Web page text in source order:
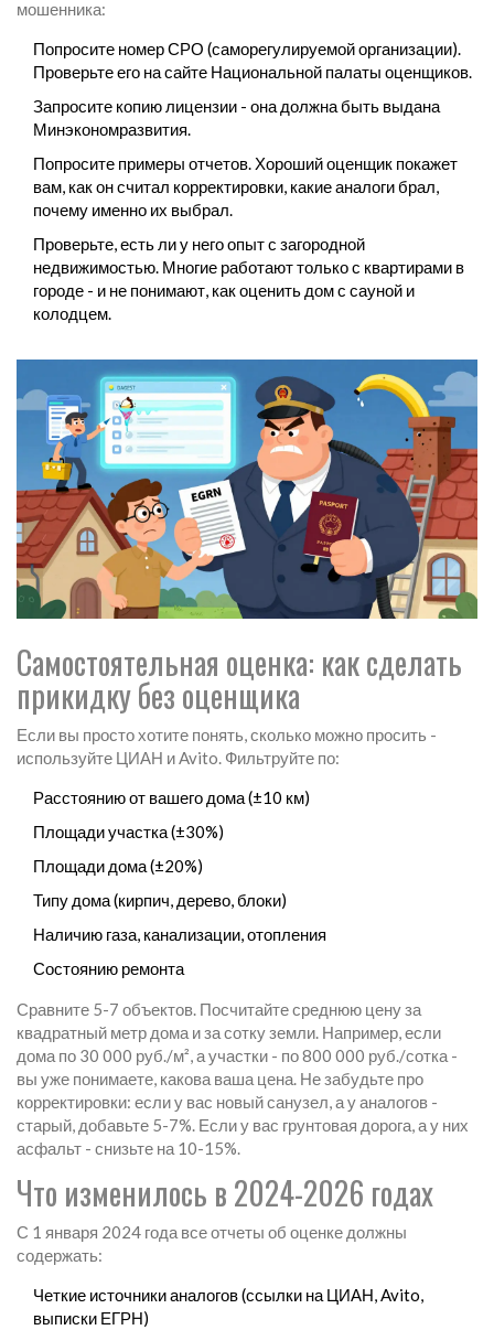
мошенника:
Попросите номер СРО (саморегулируемой организации).
Проверьте его на сайте Национальной палаты оценщиков.
Запросите копию лицензии - она должна быть выдана
Минэкономразвития.
Попросите примеры отчетов. Хороший оценщик покажет
вам, как он считал корректировки, какие аналоги брал,
почему именно их выбрал.
Проверьте, есть ли у него опыт с загородной
недвижимостью. Многие работают только с квартирами в
городе - и не понимают, как оценить дом с сауной и
колодцем.
Самостоятельная оценка: как сделать
прикидку без оценщика
Если вы просто хотите понять, сколько можно просить -
используйте ЦИАН и Avito. Фильтруйте по:
Расстоянию от вашего дома (±10 км)
Площади участка (±30%)
Площади дома (±20%)
Типу дома (кирпич, дерево, блоки)
Наличию газа, канализации, отопления
Состоянию ремонта
Сравните 5-7 объектов. Посчитайте среднюю цену за
квадратный метр дома и за сотку земли. Например, если
дома по 30 000 руб./м², а участки - по 800 000 руб./сотка -
вы уже понимаете, какова ваша цена. Не забудьте про
корректировки: если у вас новый санузел, а у аналогов -
старый, добавьте 5-7%. Если у вас грунтовая дорога, а у них
асфальт - снизьте на 10-15%.
Что изменилось в 2024-2026 годах
С 1 января 2024 года все отчеты об оценке должны
содержать:
Четкие источники аналогов (ссылки на ЦИАН, Avito,
выписки ЕГРН)